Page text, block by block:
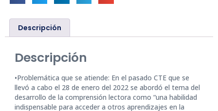
Descripción
Descripción
•Problemática que se atiende: En el pasado CTE que se
llevó a cabo el 28 de enero del 2022 se abordó el tema del
desarrollo de la comprensión lectora como “una habilidad
indispensable para acceder a otros aprendizajes en la